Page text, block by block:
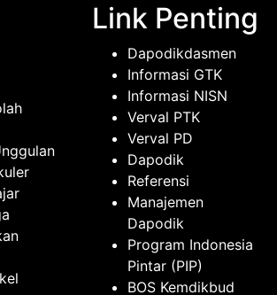
Link Penting
Dapodikdasmen
Informasi GTK
Informasi NISN
Verval PTK
Verval PD
Dapodik
Referensi
Manajemen
Dapodik
Program Indonesia
Pintar (PIP)
BOS Kemdikbud